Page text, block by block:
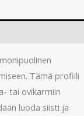
Tämä profiili
tai ovikarmiin
luoda siisti ja